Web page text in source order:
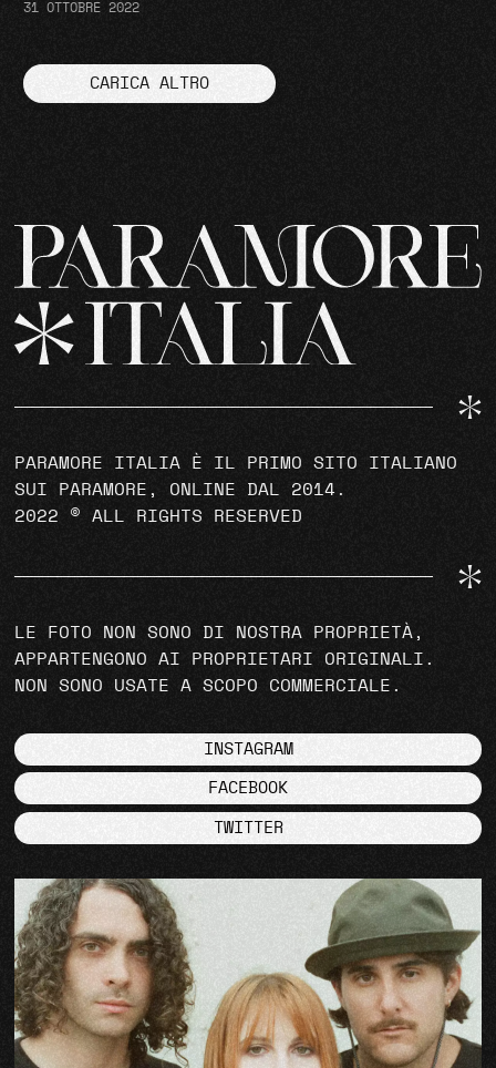
31 OTTOBRE 2022
CARICA ALTRO
PARAMORE ITALIA È IL PRIMO SITO ITALIANO
SUI PARAMORE, ONLINE DAL 2014.
2022 © ALL RIGHTS RESERVED
LE FOTO NON SONO DI NOSTRA PROPRIETÀ,
APPARTENGONO AI PROPRIETARI ORIGINALI.
NON SONO USATE A SCOPO COMMERCIALE.
INSTAGRAM
FACEBOOK
TWITTER